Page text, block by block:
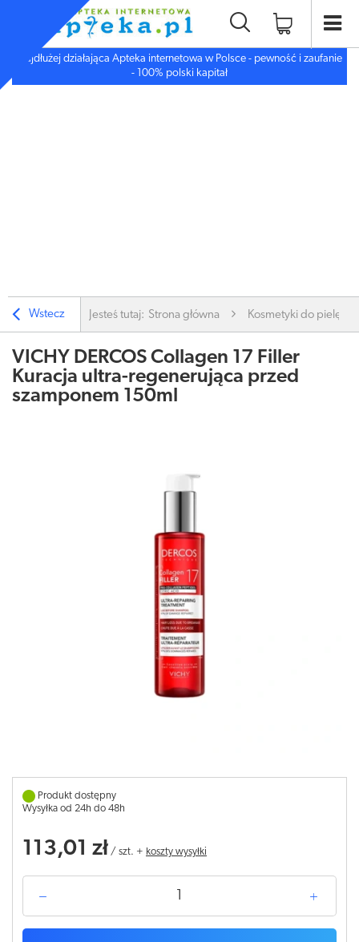
Najdłużej działająca Apteka internetowa w Polsce - pewność i zaufanie
- 100% polski kapitał
Wstecz Jesteś tutaj: Strona główna Kosmetyki do
VICHY DERCOS Collagen 17 Filler
Kuracja ultra-regenerująca przed
szamponem 150ml
Produkt dostępny
Wysyłka od 24h do 48h
113,01 zł / szt. + koszty wysyłki